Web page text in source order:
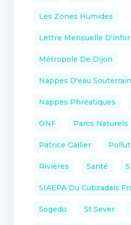
Les Zones Humides
Lettre Mensuelle
Métropole De Dijon
Nappes D'eau
Nappes Phréatiques
ONF Parcs Naturels
Patrice Gallier
Rivières Santé
SIAEPA Du Cubzadais
Sogedo St Sever